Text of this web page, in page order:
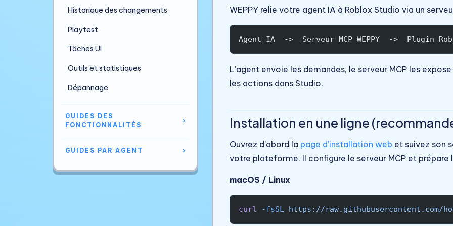
Historique des changements
Playtest
Tâches UI
Outils et statistiques
Dépannage
GUIDES DES
FONCTIONNALITÉS
›
GUIDES PAR AGENT ›
WEPPY relie votre agent IA à Roblox Studio via un
Agent IA  ->  Serveur MCP WEPPY  ->  Plugin
L’agent envoie les demandes, le serveur MCP les
les actions dans Studio.
Installation en une ligne
Ouvrez d’abord la page d’installation web et suivez son
votre plateforme. Il configure le serveur MCP et prépare
macOS / Linux
curl -fsSL https://raw.githubusercontent.com/